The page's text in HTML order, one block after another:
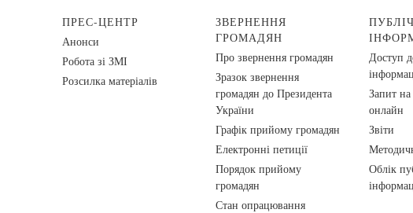
ПРЕС-ЦЕНТР
Анонси
Робота зі ЗМІ
Розсилка матеріалів
ЗВЕРНЕННЯ
ГРОМАДЯН
Про звернення громадян
Зразок звернення
громадян до Президента
України
Графік прийому громадян
Електронні петиції
Порядок прийому
громадян
Стан опрацювання
Доступ
Запит
онлайн
Звіти
Облік